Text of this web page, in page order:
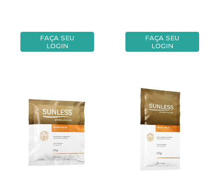
FAÇA SEU
LOGIN
FAÇA SEU
LOGIN